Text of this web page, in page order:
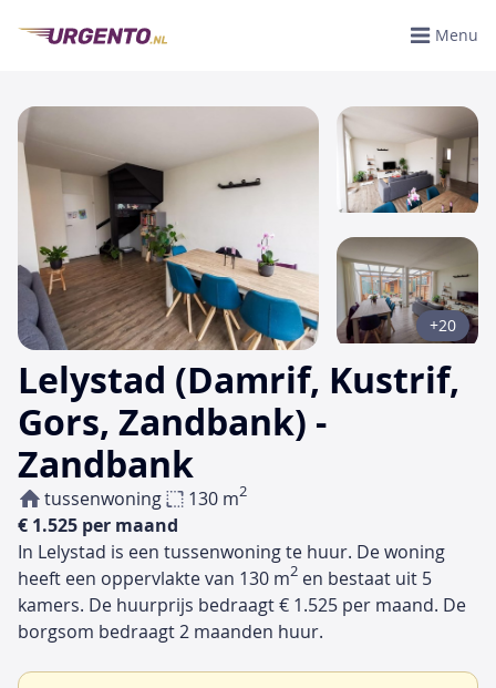
Menu
Lelystad (Damrif, Kustrif,
Gors, Zandbank) -
Zandbank
tussenwoning 130 m2
€ 1.525 per maand
+20
In Lelystad is een tussenwoning te huur. De woning
heeft een oppervlakte van 130 m2 en bestaat uit 5
kamers. De huurprijs bedraagt € 1.525 per maand. De
borgsom bedraagt 2 maanden huur.